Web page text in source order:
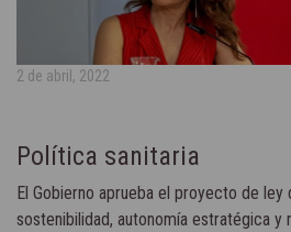
2 de abril, 2022
Política sanitaria
El Gobierno aprueba el proyecto de ley
sostenibilidad, autonomía estratégica y